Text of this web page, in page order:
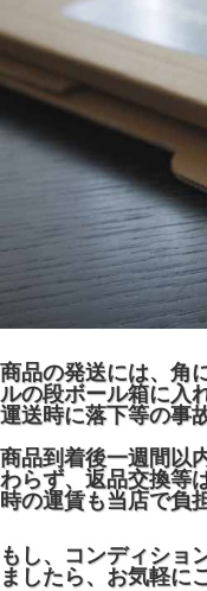
商品の発送には、角
ルの段ボール箱に入
運送時に落下等の事
商品到着後一週間以
わらず、返品交換等
時の運賃も当店で負
もし、コンディショ
ましたら、お気軽に